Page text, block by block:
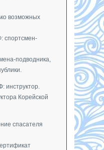
возможных
спортсмен-
подводника,
инструктор.
Корейской
спасателя